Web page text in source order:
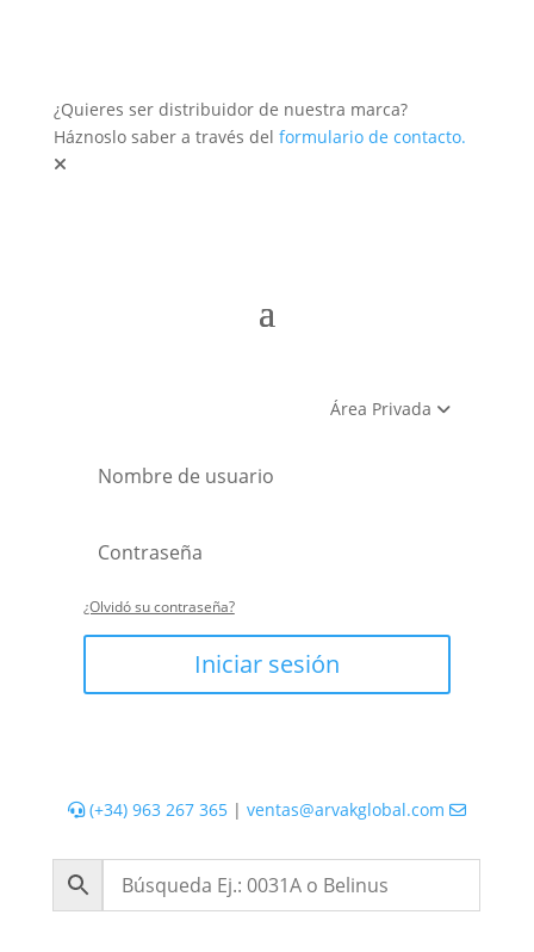
¿Quieres ser distribuidor de nuestra marca?
Háznoslo saber a través del formulario de contacto.
Área Privada
¿Olvidó su contraseña?
Iniciar sesión
(+34) 963 267 365| ventas@arvakglobal.com